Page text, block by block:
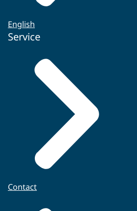
English
Service
Contact